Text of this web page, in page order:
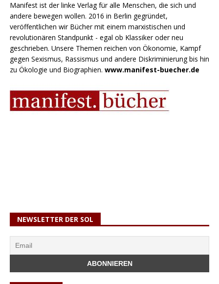
Manifest ist der linke Verlag für alle Menschen, die sich und
andere bewegen wollen. 2016 in Berlin gegründet,
veröffentlichen wir Bücher mit einem marxistischen und
revolutionären Standpunkt - egal ob Klassiker oder neu
geschrieben. Unsere Themen reichen von Ökonomie, Kampf
gegen Sexismus, Rassismus und andere Diskriminierung bis hin
zu Ökologie und Biographien. www.manifest-buecher.de
NEWSLETTER DER SOL